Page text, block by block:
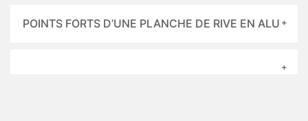
POINTS FORTS D’UNE PLANCHE DE RIVE EN ALU